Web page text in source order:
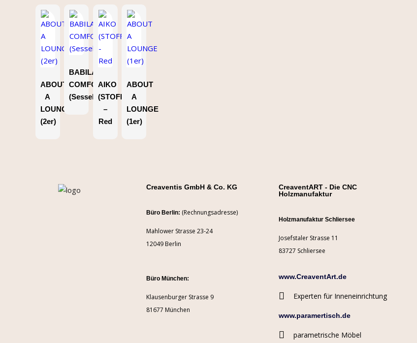
ABOUT
A
LOUNGE
(2er)
BABILA
COMFORT
(Sessel)
AIKO
(STOFF)
–
Red
ABOUT
A
LOUNGE
(1er)
Creaventis GmbH & Co. KG
Büro Berlin: (Rechnungsadresse)
Mahlower Strasse 23-24
12049 Berlin
Büro München:
Klausenburger Strasse 9
81677 München
CreaventART - Die CNC
Holzmanufaktur
Holzmanufaktur Schliersee
Josefstaler Strasse 11
83727 Schliersee
www.CreaventArt.de
Experten für Inneneinrichtung
www.paramertisch.de
parametrische Möbel